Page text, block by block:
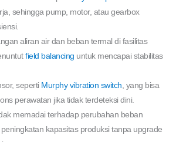
sehingga pump, motor, atau gearbox
aliran air dan beban termal di fasilitas
field balancing untuk mencapai stabilitas
seperti Murphy vibration switch , yang bisa
perawatan jika tidak terdeteksi dini.
memadai terhadap perubahan beban
kapasitas produksi tanpa upgrade